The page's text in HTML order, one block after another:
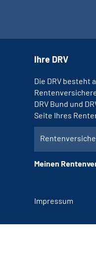
Ihre DRV
Die DRV besteht
DRV Bund und
Seite Ihres
Meinen
Impressum